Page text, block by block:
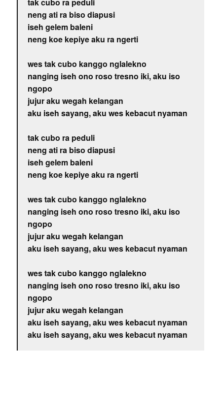
neng ati ra biso diapusi
iseh gelem baleni
neng koe kepiye aku ra ngerti
wes tak cubo kanggo nglalekno
nanging iseh ono roso tresno iki, aku iso
ngopo
jujur aku wegah kelangan
aku iseh sayang, aku wes kebacut nyaman
tak cubo ra peduli
neng ati ra biso diapusi
iseh gelem baleni
neng koe kepiye aku ra ngerti
wes tak cubo kanggo nglalekno
nanging iseh ono roso tresno iki, aku iso
ngopo
jujur aku wegah kelangan
aku iseh sayang, aku wes kebacut nyaman
wes tak cubo kanggo nglalekno
nanging iseh ono roso tresno iki, aku iso
ngopo
jujur aku wegah kelangan
aku iseh sayang, aku wes kebacut nyaman
aku iseh sayang, aku wes kebacut nyaman